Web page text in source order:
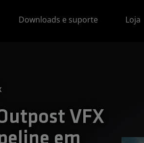
Downloads e suporte Loja
VFX